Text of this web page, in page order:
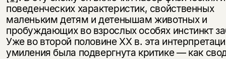
поведенческих характеристик, свойственных
маленьким детям и детенышам животных и
пробуждающих во взрослых особях инстинкт
Уже во второй половине XX в. эта
умиления была подвергнута критике — как